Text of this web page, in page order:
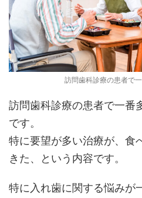
訪問歯科診療の患者で
訪問歯科診療の患者で一番
です。
特に要望が多い治療が、食
きた、という内容です。
特に入れ歯に関する悩みが